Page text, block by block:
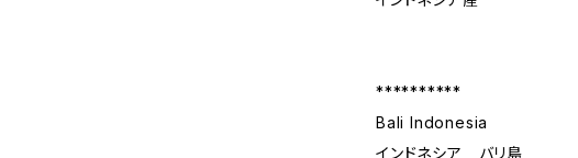
**********
Bali Indonesia
インドネシア バリ島